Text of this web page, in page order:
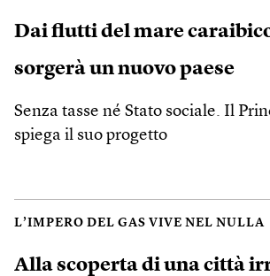
Dai flutti del mare
sorgerà un nuovo paese
Senza tasse né Stato sociale. Il
spiega il suo progetto
L’IMPERO DEL GAS VIVE NEL NULLA
Alla scoperta di una città